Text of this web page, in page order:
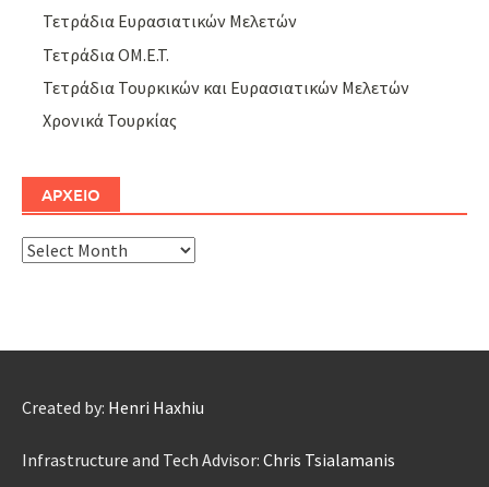
Τετράδια Ευρασιατικών Μελετών
Τετράδια ΟΜ.Ε.Τ.
Τετράδια Τουρκικών και Ευρασιατικών Μελετών
Χρονικά Τουρκίας
ΑΡΧΕΙΟ
ΑΡΧΕΙΟ
Created by: Henri Haxhiu
Infrastructure and Tech Advisor: Chris Tsialamanis